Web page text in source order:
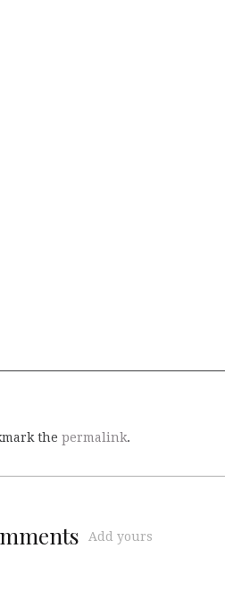
the permalink.
Add yours